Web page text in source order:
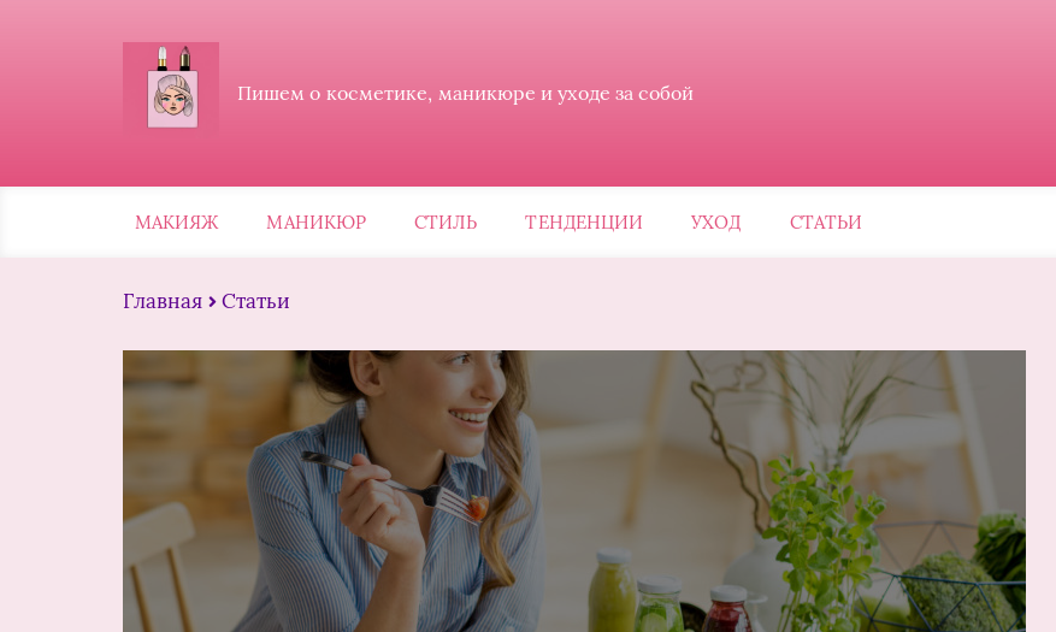
Пишем о косметике, маникюре и уходе за собой
МАКИЯЖ МАНИКЮР СТИЛЬ ТЕНДЕНЦИИ УХОД СТАТЬИ
Главная Статьи